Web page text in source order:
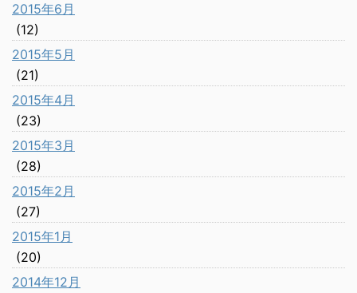
2015年6月
(12)
2015年5月
(21)
2015年4月
(23)
2015年3月
(28)
2015年2月
(27)
2015年1月
(20)
2014年12月